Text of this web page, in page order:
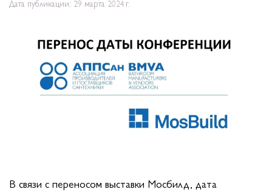
Дата публикации: 29 марта 2024 г.
В связи с переносом выставки Мосбилд, дата